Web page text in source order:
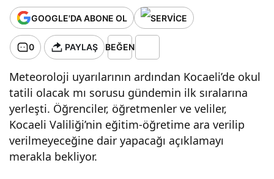
GOOGLE'DA ABONE OL
0 PAYLAŞ BEĞEN
Meteoroloji uyarılarının ardından Kocaeli’de okul
tatili olacak mı sorusu gündemin ilk sıralarına
yerleşti. Öğrenciler, öğretmenler ve veliler,
Kocaeli Valiliği’nin eğitim-öğretime ara verilip
verilmeyeceğine dair yapacağı açıklamayı
merakla bekliyor.
ı var mı?